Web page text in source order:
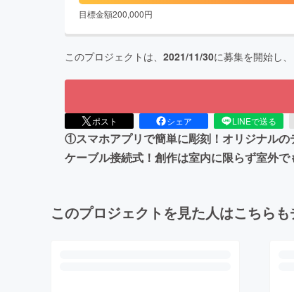
目標金額200,000円
このプロジェクトは、 2021/11/30に募集を開始し、
ポスト シェア LINEで送る
①スマホアプリで簡単に彫刻！オリジナル
ケーブル接続式！創作は室内に限らず室外で
このプロジェクトを見た人はこちら